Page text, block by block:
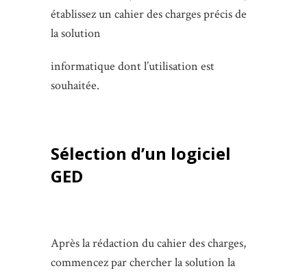
établissez un cahier des charges précis de
la solution
informatique dont l’utilisation est
souhaitée.
Sélection d’un logiciel
GED
Après la rédaction du cahier des charges,
commencez par chercher la solution la